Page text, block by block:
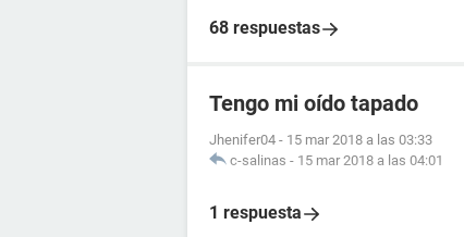
68 respuestas
Tengo mi oído tapado
Jhenifer04 - 15 mar 2018 a las 03:33
c-salinas - 15 mar 2018 a las 04:01
1 respuesta